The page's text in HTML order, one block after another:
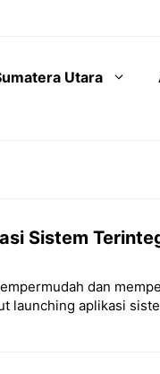
Utara
Sistem
dan
launching aplikasi